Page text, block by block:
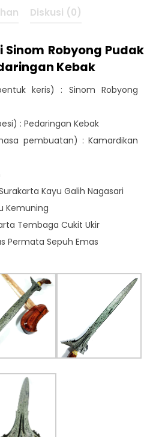
Diskusi (0)
Robyong Pudak
Kebak
keris) : Sinom Robyong
: Pedaringan Kebak
pembuatan) : Kamardikan
Kayu Galih Nagasari
Kemuning
Tembaga Cukit Ukir
Permata Sepuh Emas